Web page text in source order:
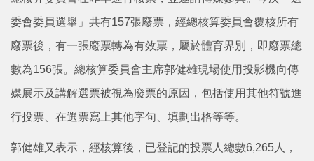
委會委員選舉」共有157張廢票，經總核算委員會覆核所有
廢票後，有一張廢票轉為有效票，屬於體育界別，即廢票總
數為156張。總核算委員會主席郭健雄現場使用投影機向傳
媒展示及講解選票被視為廢票的原因，包括使用其他符號進
行投票、在選票寫上其他字句、填劃出格等等。
郭健雄又表示，經核算後，已登記的投票人總數6,265人，